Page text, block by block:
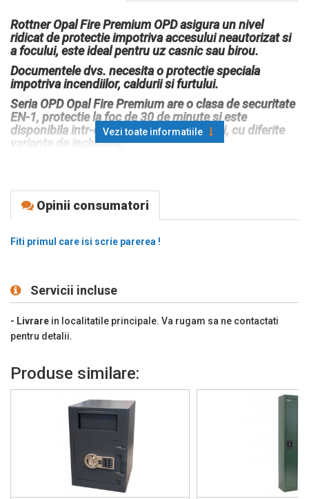
Rottner Opal Fire Premium OPD asigura un nivel
ridicat de protectie impotriva accesului neautorizat si
a focului, este ideal pentru uz casnic sau birou.
Documentele dvs. necesita o protectie speciala
impotriva incendiilor, caldurii si furtului.
Seria OPD Opal Fire Premium are o clasa de securitate
EN-1, protectie la foc de 30 de minute si este
disponibila intr-o varietate de dimensiuni, cu diferite
variante de inchidere.
Certificat de incendiu LFS 30P conform EN 15659 BG, protectie
impotriva focului timp de 30 minute
Inchidere
Baterie de 9 volti inclusa
Caracteristici
30 de minute protectie impotriva incendiilor pentru documente
Izolatie ignifuga pe usa si pe perete
Protectie antiefractie
Deschidere usa max. 180 de grade
Balamale exterioare
Grosime foaie de usa: 10 mm
Vezi toate informatiile
Opinii consumatori
Fiti primul care isi scrie parerea !
Servicii incluse
- Livrare in localitatile principale. Va rugam sa ne contactati
pentru detalii.
Produse similare: